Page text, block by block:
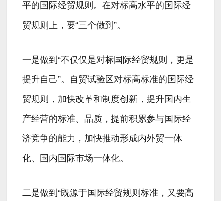
平的国际经贸规则。在对标高水平的国际经
贸规则上，要“三个做到”。
一是做到“不仅仅是对标国际经贸规则，更是
提升自己”。自贸试验区对标高标准的国际经
贸规则，加快改革和制度创新，提升国内生
产经营的标准、品质，提前积累参与国际经
济竞争的能力，加快推动形成内外贸一体
化、国内国际市场一体化。
二是做到“既源于国际经贸规则标准，又要高